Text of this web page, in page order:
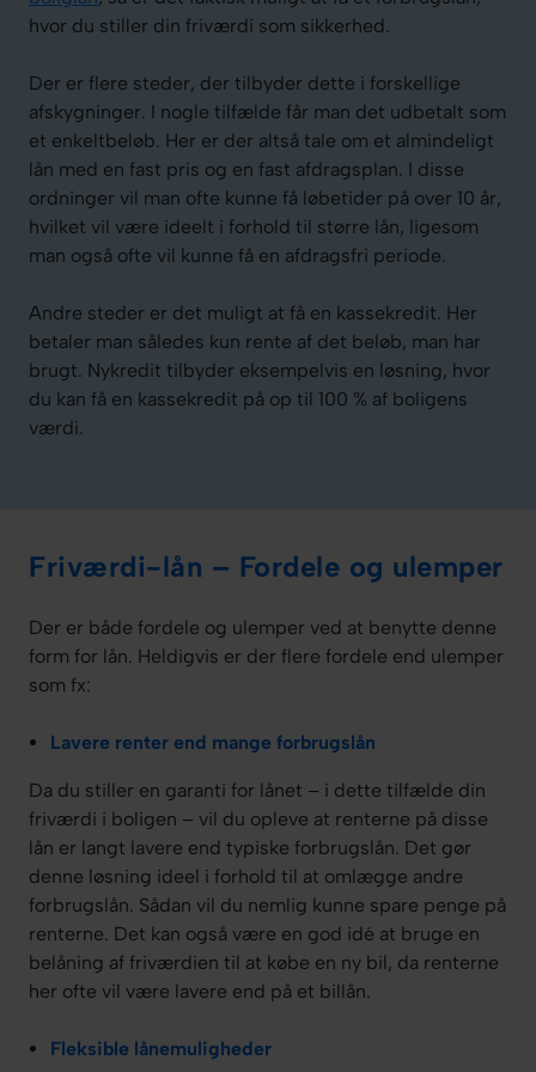
hvor du stiller din friværdi som sikkerhed.
Der er flere steder, der tilbyder dette i forskellige
afskygninger. I nogle tilfælde får man det udbetalt som
et enkeltbeløb. Her er der altså tale om et almindeligt
lån med en fast pris og en fast afdragsplan. I disse
ordninger vil man ofte kunne få løbetider på over 10 år,
hvilket vil være ideelt i forhold til større lån, ligesom
man også ofte vil kunne få en afdragsfri periode.
Andre steder er det muligt at få en kassekredit. Her
betaler man således kun rente af det beløb, man har
brugt. Nykredit tilbyder eksempelvis en løsning, hvor
du kan få en kassekredit på op til 100 % af boligens
værdi.
Friværdi-lån – Fordele og ulemper
Der er både fordele og ulemper ved at benytte denne
form for lån. Heldigvis er der flere fordele end ulemper
som fx:
Lavere renter end mange forbrugslån
Da du stiller en garanti for lånet – i dette tilfælde din
friværdi i boligen – vil du opleve at renterne på disse
lån er langt lavere end typiske forbrugslån. Det gør
denne løsning ideel i forhold til at omlægge andre
forbrugslån. Sådan vil du nemlig kunne spare penge på
renterne. Det kan også være en god idé at bruge en
belåning af friværdien til at købe en ny bil, da renterne
her ofte vil være lavere end på et billån.
Fleksible lånemuligheder